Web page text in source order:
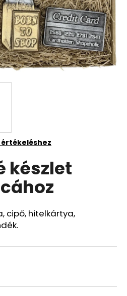
értékeléshez
készlet
cipő, hitelkártya,